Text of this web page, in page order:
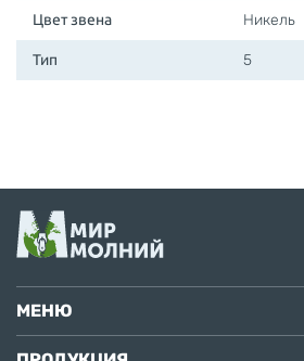
Цвет звена Никель
Тип 5
МЕНЮ